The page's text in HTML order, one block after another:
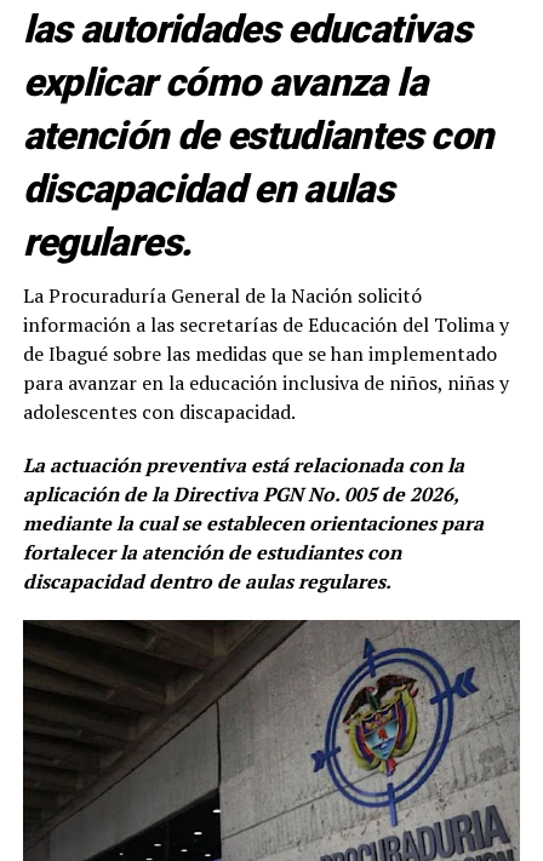
las autoridades educativas
explicar cómo avanza la
atención de estudiantes con
discapacidad en aulas
regulares.
La Procuraduría General de la Nación solicitó
información a las secretarías de Educación del Tolima y
de Ibagué sobre las medidas que se han implementado
para avanzar en la educación inclusiva de niños, niñas y
adolescentes con discapacidad.
La actuación preventiva está relacionada con la
aplicación de la Directiva PGN No. 005 de 2026,
mediante la cual se establecen orientaciones para
fortalecer la atención de estudiantes con
discapacidad dentro de aulas regulares.